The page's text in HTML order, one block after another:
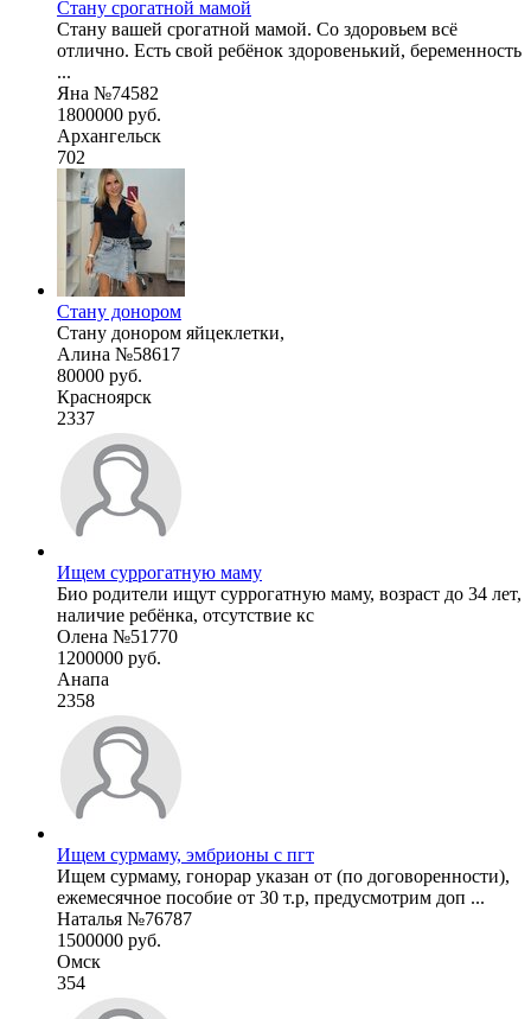
Стану срогатной мамой
Стану вашей срогатной мамой. Со здоровьем всё
отлично. Есть свой ребёнок здоровенький, беременность
...
Яна №74582
1800000 руб.
Архангельск
702
Стану донором
Стану донором яйцеклетки,
Алина №58617
80000 руб.
Красноярск
2337
Ищем суррогатную маму
Био родители ищут суррогатную маму, возраст до 34 лет,
наличие ребёнка, отсутствие кс
Олена №51770
1200000 руб.
Анапа
2358
Ищем сурмаму, эмбрионы с пгт
Ищем сурмаму, гонорар указан от (по договоренности),
ежемесячное пособие от 30 т.р, предусмотрим доп ...
Наталья №76787
1500000 руб.
Омск
354